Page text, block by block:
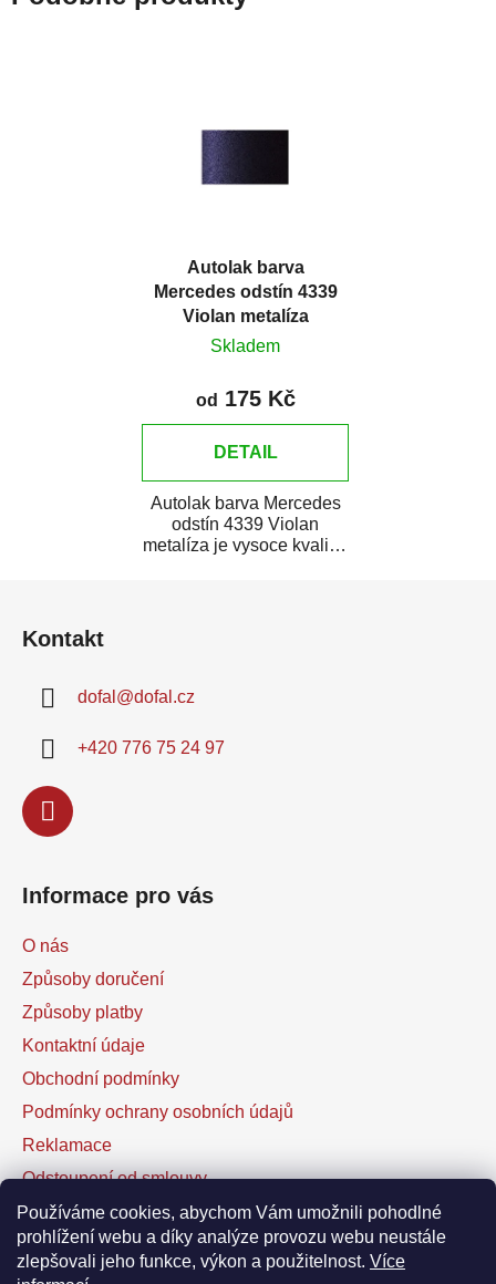
Používáme cookies, abychom Vám umožnili pohodlné
prohlížení webu a díky analýze provozu webu neustále
zlepšovali jeho funkce, výkon a použitelnost. Více
Autolak barva
Mercedes odstín 4339
Violan metalíza
Skladem
od 175 Kč
DETAIL
Autolak barva Mercedes
odstín 4339 Violan
metalíza je vysoce kvalitní
Kontakt
dofal @dofal.cz
+420 776 75 24 97
Informace pro vás
O nás
Způsoby doručení
Způsoby platby
Kontaktní údaje
Obchodní podmínky
Podmínky ochrany osobních údajů
Reklamace
Odstoupení od smlouvy
Kontaktní formulář